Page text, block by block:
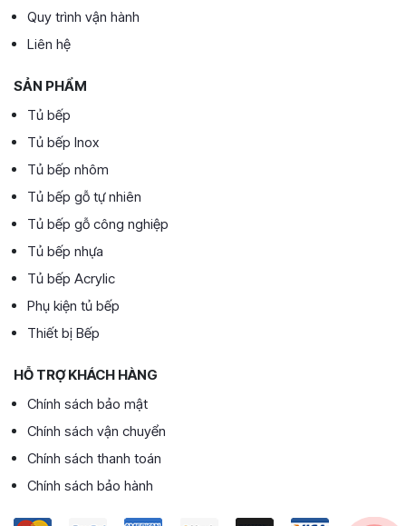
Quy trình vận hành
Liên hệ
SẢN PHẨM
Tủ bếp
Tủ bếp Inox
Tủ bếp nhôm
Tủ bếp gỗ tự nhiên
Tủ bếp gỗ công nghiệp
Tủ bếp nhựa
Tủ bếp Acrylic
Phụ kiện tủ bếp
Thiết bị Bếp
HỖ TRỢ KHÁCH HÀNG
Chính sách bảo mật
Chính sách vận chuyển
Chính sách thanh toán
Chính sách bảo hành